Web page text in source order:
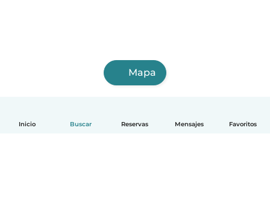
Inicio Buscar Reservas Mensajes Favoritos
Mapa